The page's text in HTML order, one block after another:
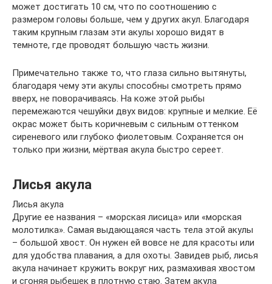
может достигать 10 см, что по соотношению с
размером головы больше, чем у других акул. Благодаря
таким крупным глазам эти акулы хорошо видят в
темноте, где проводят большую часть жизни.
Примечательно также то, что глаза сильно вытянуты,
благодаря чему эти акулы способны смотреть прямо
вверх, не поворачиваясь. На коже этой рыбы
перемежаются чешуйки двух видов: крупные и мелкие. Её
окрас может быть коричневым с сильным оттенком
сиреневого или глубоко фиолетовым. Сохраняется он
только при жизни, мёртвая акула быстро сереет.
Лисья акула
Лисья акула
Другие ее названия – «морская лисица» или «морская
молотилка». Самая выдающаяся часть тела этой акулы
– большой хвост. Он нужен ей вовсе не для красоты или
для удобства плавания, а для охоты. Завидев рыб, лисья
акула начинает кружить вокруг них, размахивая хвостом
и сгоняя рыбешек в плотную стаю. Затем акула